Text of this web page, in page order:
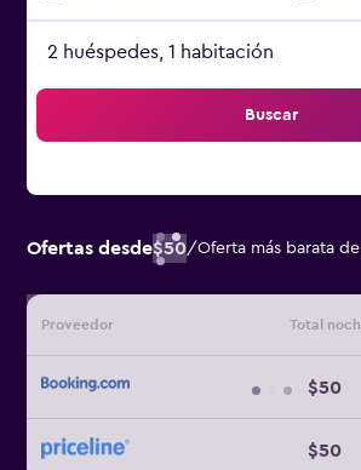
2 huéspedes, 1 habitación
Buscar
Ofertas desde$50/Oferta más barata
Proveedor Total
$50
$50